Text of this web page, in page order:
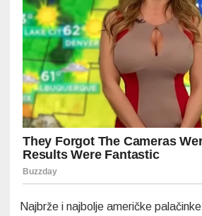
Najbrže i najbolje američke palačinke